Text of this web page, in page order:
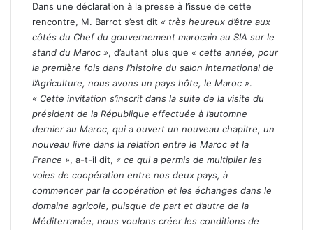
Dans une déclaration à la presse à l’issue de cette
rencontre, M. Barrot s’est dit « très heureux d’être aux
côtés du Chef du gouvernement marocain au SIA sur le
stand du Maroc », d’autant plus que « cette année, pour
la première fois dans l’histoire du salon international de
l’Agriculture, nous avons un pays hôte, le Maroc ».
« Cette invitation s’inscrit dans la suite de la visite du
président de la République effectuée à l’automne
dernier au Maroc, qui a ouvert un nouveau chapitre, un
nouveau livre dans la relation entre le Maroc et la
France », a-t-il dit, « ce qui a permis de multiplier les
voies de coopération entre nos deux pays, à
commencer par la coopération et les échanges dans le
domaine agricole, puisque de part et d’autre de la
Méditerranée, nous voulons créer les conditions de